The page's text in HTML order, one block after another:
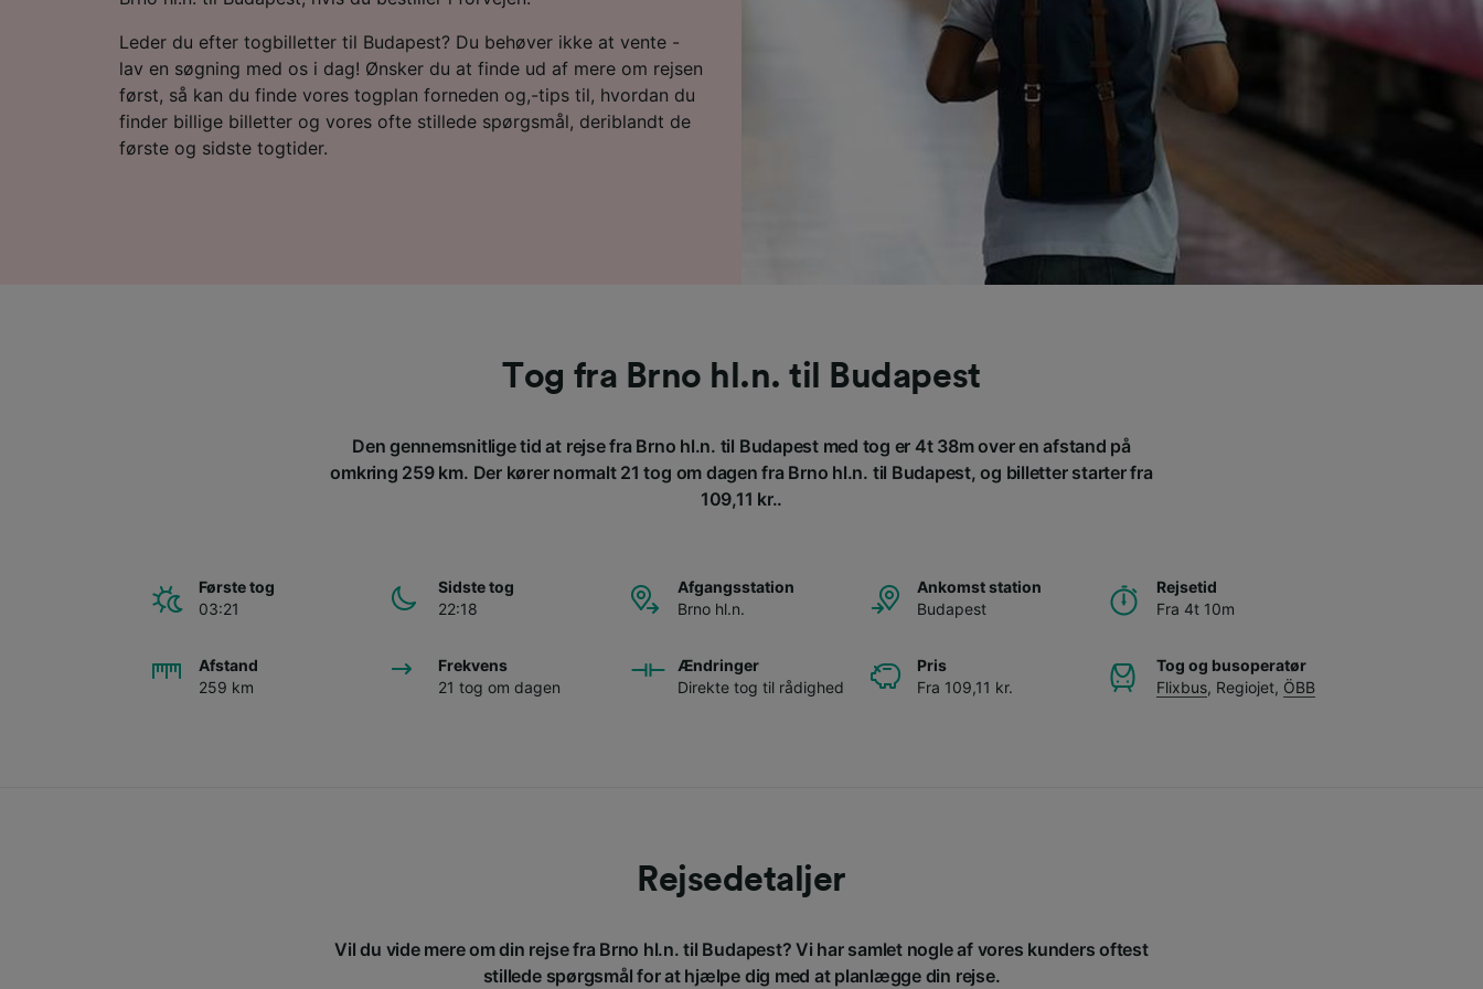
Leder du efter togbilletter til Budapest? Du behøver ikke at vente -
lav en søgning med os i dag! Ønsker du at finde ud af mere om rejsen
først, så kan du finde vores togplan forneden og,-tips til, hvordan du
finder billige billetter og vores ofte stillede spørgsmål, deriblandt de
første og sidste togtider.
Tog fra Brno hl.n. til Budapest
Den gennemsnitlige tid at rejse fra Brno hl.n. til Budapest med tog er 4t 38m over en afstand på
omkring 259 km. Der kører normalt 21 tog om dagen fra Brno hl.n. til Budapest, og billetter starter fra
109,11 kr..
Første tog
03:21
Sidste tog
22:18
Afgangsstation
Brno hl.n.
Ankomst station
Budapest
Rejsetid
Fra 4t 10m
Afstand
259 km
Frekvens
21 tog om dagen
Ændringer
Direkte tog til rådighed
Pris
Fra 109,11 kr.
Tog og busoperatør
Flixbus, Regiojet, ÖBB
Rejsedetaljer
Vil du vide mere om din rejse fra Brno hl.n. til Budapest? Vi har samlet nogle af vores kunders oftest
stillede spørgsmål for at hjælpe dig med at planlægge din rejse.